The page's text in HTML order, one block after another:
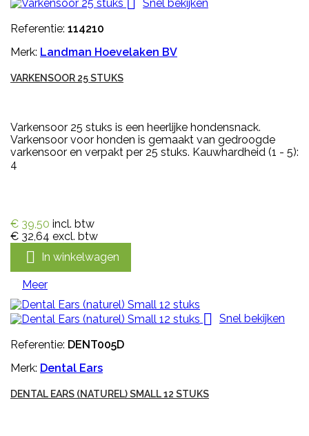

Snel bekijken
Referentie: 114210
Merk: Landman Hoevelaken BV
VARKENSOOR 25 STUKS
Varkensoor 25 stuks is een heerlijke hondensnack.
Varkensoor voor honden is gemaakt van gedroogde
varkensoor en verpakt per 25 stuks. Kauwhardheid (1 - 5):
4
€ 39,50 incl. btw
€ 32,64 excl. btw
 In winkelwagen
Meer

Snel bekijken
Referentie: DENT005D
Merk: Dental Ears
DENTAL EARS (NATUREL) SMALL 12 STUKS